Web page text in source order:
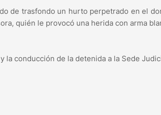
de trasfondo un hurto perpetrado en el
quién le provocó una herida con arma
la conducción de la detenida a la Sede